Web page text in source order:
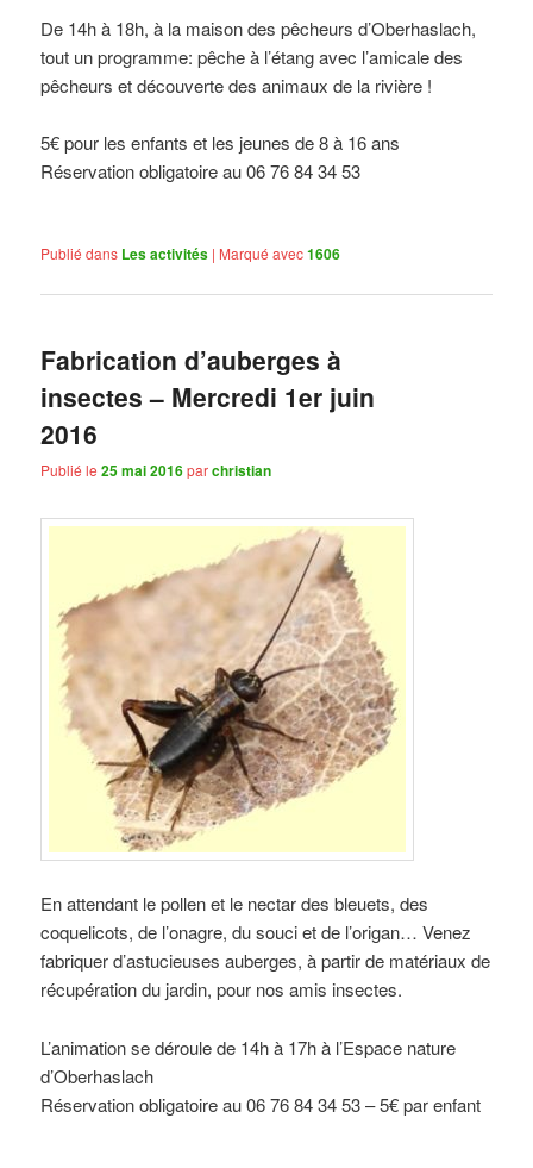
De 14h à 18h, à la maison des pêcheurs d’Oberhaslach,
tout un programme: pêche à l’étang avec l’amicale des
pêcheurs et découverte des animaux de la rivière !
5€ pour les enfants et les jeunes de 8 à 16 ans
Réservation obligatoire au06 76 84 34 53
Publié dans Les activités | Marqué avec1606
Fabrication d’auberges à
insectes – Mercredi 1er juin
2016
Publié le25 mai 2016parchristian
En attendant le pollen et le nectar des bleuets, des
coquelicots, de l’onagre, du souci et de l’origan… Venez
fabriquer d’astucieuses auberges, à partir de matériaux de
récupération du jardin, pour nos amis insectes.
L’animation se déroule de 14h à 17h à l’Espace nature
d’Oberhaslach
Réservation obligatoire au 06 76 84 34 53 – 5€ par enfant